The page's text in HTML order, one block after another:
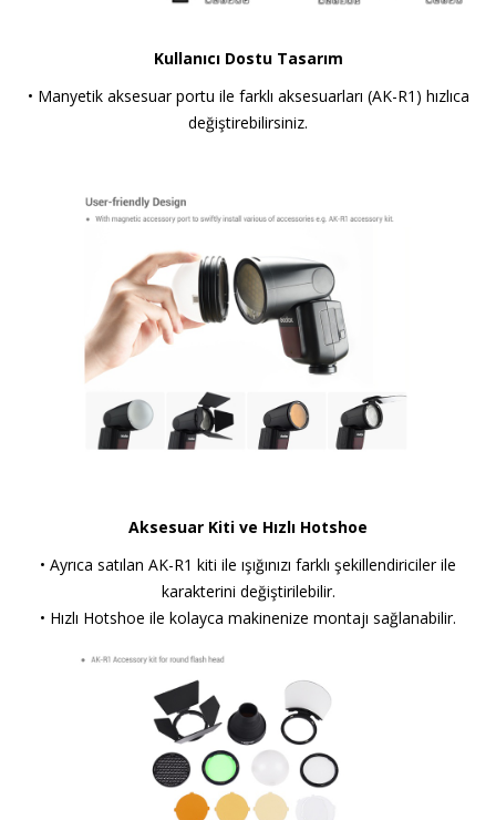
Kullanıcı Dostu Tasarım
• Manyetik aksesuar portu ile farklı aksesuarları (AK-R1) hızlıca
değiştirebilirsiniz.
Aksesuar Kiti ve Hızlı Hotshoe
• Ayrıca satılan AK-R1 kiti ile ışığınızı farklı şekillendiriciler ile
karakterini değiştirilebilir.
• Hızlı Hotshoe ile kolayca makinenize montajı sağlanabilir.